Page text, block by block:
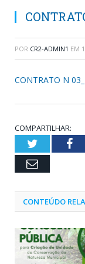
POR CR2-ADMIN1 EM
CONTRATO N
COMPARTILHAR:
Twitter
Email
CONTEÚDO